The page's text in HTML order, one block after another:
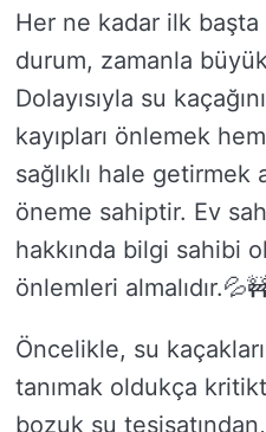
Her ne kadar ilk
durum, zamanla
Dolayısıyla su
kayıpları önlemek
sağlıklı hale getirmek
öneme sahiptir. Ev
hakkında bilgi sahibi
önlemleri
Öncelikle, su
tanımak oldukça
bozuk su